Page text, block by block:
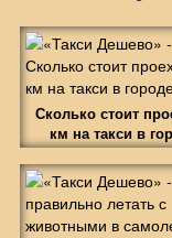
Сколько стоит
км на такси в